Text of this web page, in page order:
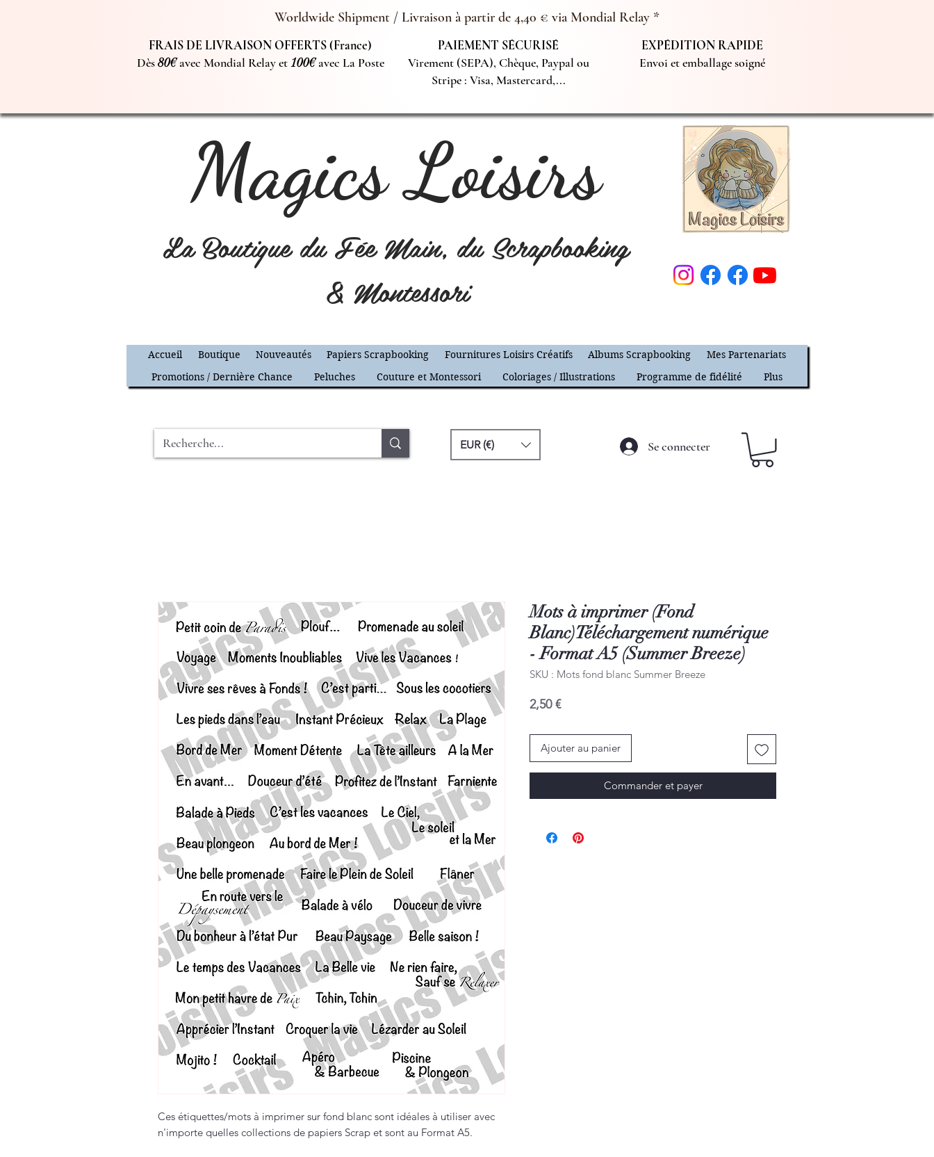
Worldwide Shipment / Livraison à partir de 4,40 € via Mondial Relay *
FRAIS DE LIVRAISON OFFERTS (France)
Dès80€avec Mondial Relay et100€avec La Poste
PAIEMENT SÉCURISÉ
Virement (SEPA), Chèque, Paypal ou
Stripe : Visa, Mastercard,...
EXPÉDITION RAPIDE
Envoi et emballage soigné
Magics Loisirs
La Boutique du Fée Main, du Scrapbooking
& Montessori
Accueil Boutique Nouveautés Papiers Scrapbooking Fournitures Loisirs Créatifs Albums Scrapbooking
Mes Partenariats
Promotions / Dernière Chance
Peluches Couture et Montessori Coloriages / Illustrations Programme de fidélité Plus
EUR (€) Se connecter
Ces étiquettes/mots à imprimer sur fond blanc sont idéales à utiliser avec
n'importe quelles collections de papiers Scrap et sont au Format A5.
Mots à imprimer (Fond
Blanc)Téléchargement numérique
- Format A5 (Summer Breeze)
SKU : Mots fond blanc Summer Breeze
2,50 €Prix
Ajouter au panier
Commander et payer